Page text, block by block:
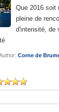
Que 2016 soit
pleine de
d'intensité, de
Corne de